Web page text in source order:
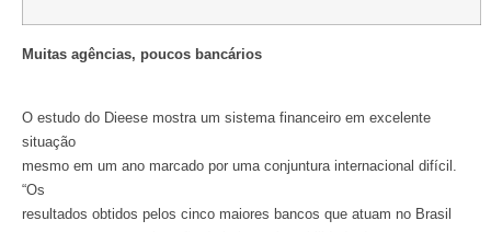
Muitas agências, poucos bancários
O estudo do Dieese mostra um sistema financeiro em excelente
situação
mesmo em um ano marcado por uma conjuntura internacional difícil.
“Os
resultados obtidos pelos cinco maiores bancos que atuam no Brasil